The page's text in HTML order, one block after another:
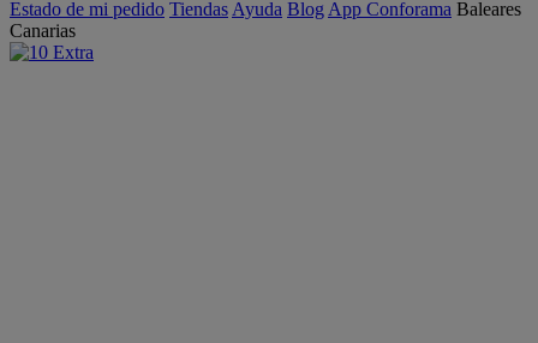
Estado de mi pedido Tiendas Ayuda Blog App Conforama Baleares
Canarias